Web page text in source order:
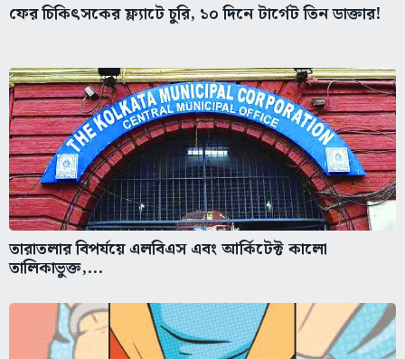
ফের চিকিৎসকের ফ্ল্যাটে চুরি, ১০ দিনে টার্গেট তিন ডাক্তার!
তারাতলার বিপর্যয়ে এলবিএস এবং আর্কিটেক্ট কালো
তালিকাভুক্ত,...